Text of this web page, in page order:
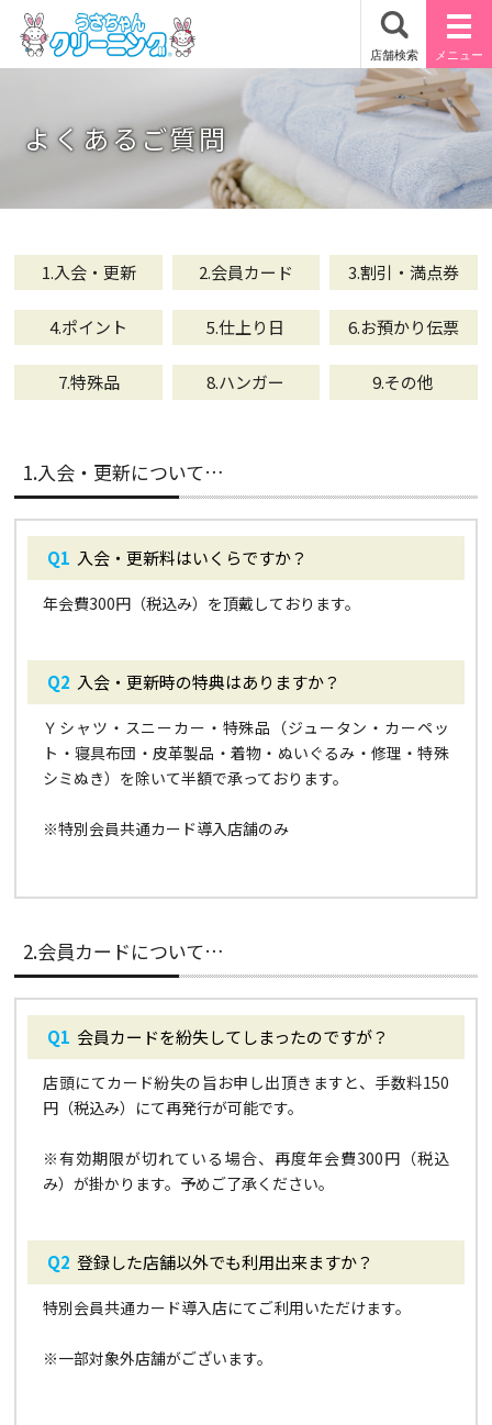
よくあるご質問
1.入会・更新 2.会員カード 3.割引・満点券
4.ポイント 5.仕上り日 6.お預かり伝票
7.特殊品 8.ハンガー 9.その他
1.入会・更新について…
入会・更新料はいくらですか？
年会費300円（税込み）を頂戴しております。
入会・更新時の特典はありますか？
Ｙシャツ・スニーカー・特殊品（ジュータン・カーペッ
ト・寝具布団・皮革製品・着物・ぬいぐるみ・修理・特殊
シミぬき）を除いて半額で承っております。
※特別会員共通カード導入店舗のみ
2.会員カードについて…
会員カードを紛失してしまったのですが？
店頭にてカード紛失の旨お申し出頂きますと、手数料150
円（税込み）にて再発行が可能です。
※有効期限が切れている場合、再度年会費300円（税込
み）が掛かります。予めご了承ください。
登録した店舗以外でも利用出来ますか？
特別会員共通カード導入店にてご利用いただけます。
※一部対象外店舗がございます。